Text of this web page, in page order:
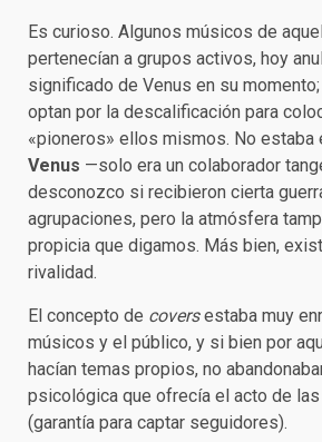
Es curioso. Algunos músicos de
pertenecían a grupos activos, hoy
significado de Venus en su
optan por la descalificación para
«pioneros» ellos mismos. No estaba
Venus —solo era un colaborador
desconozco si recibieron cierta
agrupaciones, pero la atmósfera
propicia que digamos. Más bien,
rivalidad.
El concepto de coversestaba muy
músicos y el público, y si bien por
hacían temas propios, no
psicológica que ofrecía el acto de
(garantía para captar seguidores).